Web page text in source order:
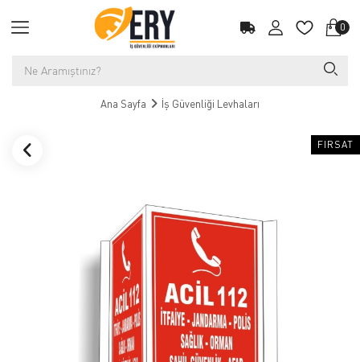
0
Ana Sayfa İş Güvenliği Levhaları
FIRSAT